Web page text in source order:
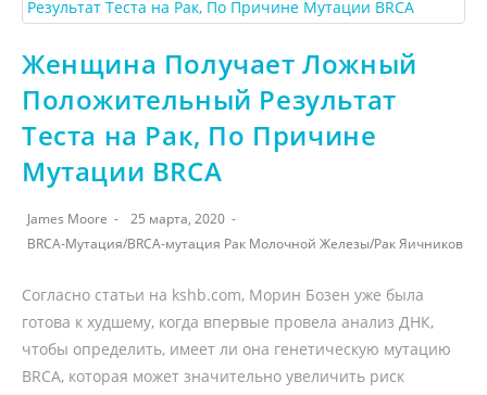
Женщина Получает Ложный
Положительный Результат
Теста на Рак, По Причине
Мутации BRCA
James Moore
25 марта, 2020
BRCA-Мутация/BRCA-мутация Рак Молочной Железы/Рак Яичников
Согласно статьи на kshb.com, Морин Бозен уже была
готова к худшему, когда впервые провела анализ ДНК,
чтобы определить, имеет ли она генетическую мутацию
BRCA, которая может значительно увеличить риск